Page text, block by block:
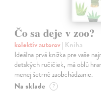
Čo sa deje v zoo?
kolektív autorov| Kniha
Ideálna prvá knižka pre vaše
detských ručičiek, má oblú
menej šetrné zaobchádzanie.
Na sklade ?